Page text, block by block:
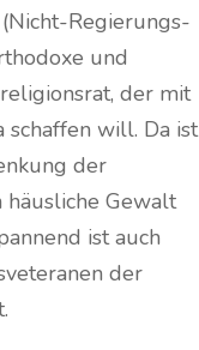
Regierungs-
und
der mit
will. Da ist
der
häusliche Gewalt
ist auch
der